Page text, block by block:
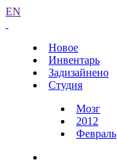
EN
Новое
Инвентарь
Задизайнено
Студия
Мозг
2012
Февраль